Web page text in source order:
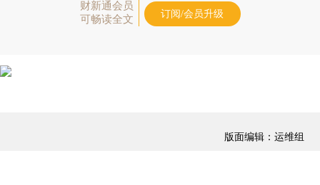
财新通会员
可畅读全文
订阅/会员升级
版面编辑：运维组